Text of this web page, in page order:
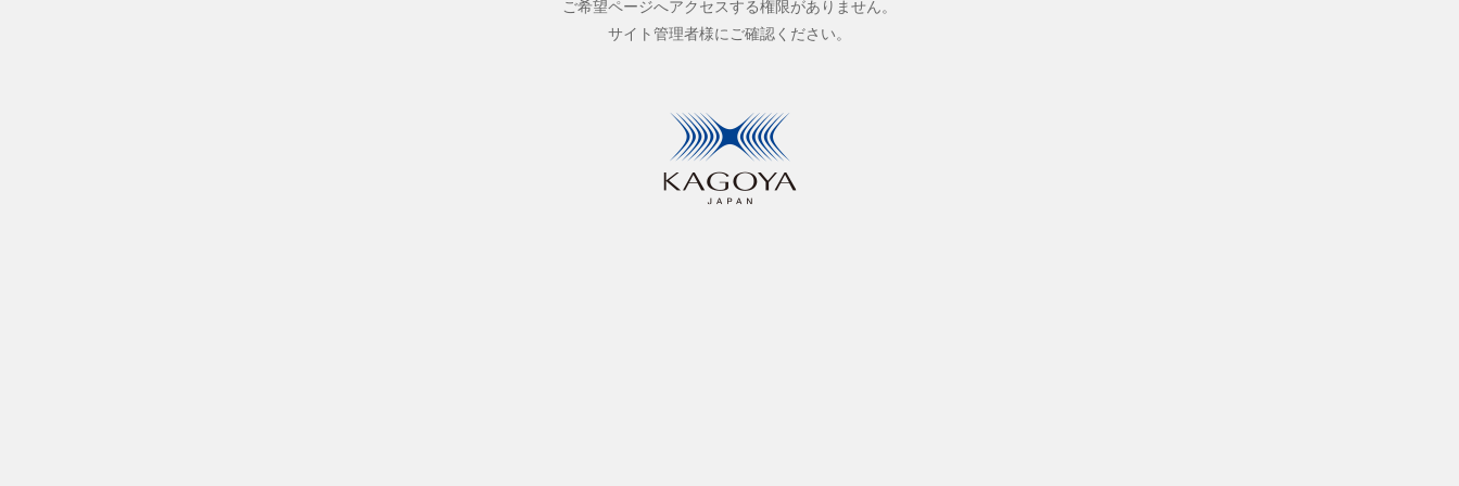
ご希望ページへアクセスする権限がありません。
サイト管理者様にご確認ください。